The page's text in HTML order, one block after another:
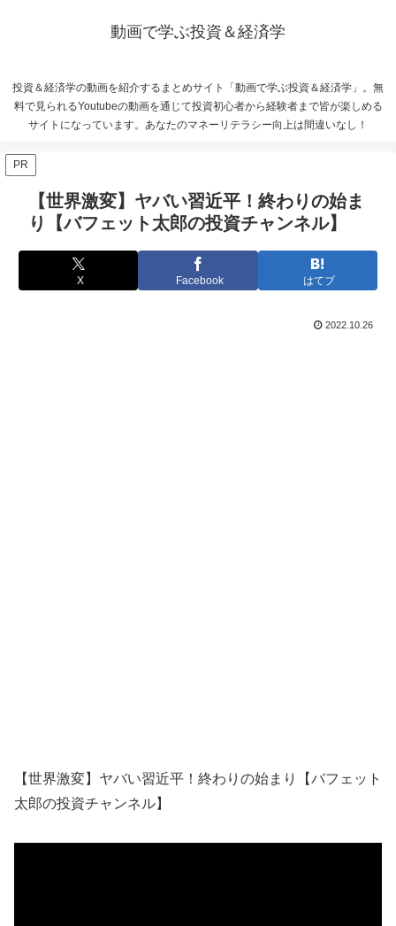
動画で学ぶ投資＆経済学
投資＆経済学の動画を紹介するまとめサイト「動画で学ぶ投資＆経済学」。無
料で見られるYoutubeの動画を通じて投資初心者から経験者まで皆が楽しめる
サイトになっています。あなたのマネーリテラシー向上は間違いなし！
PR
【世界激変】ヤバい習近平！終わりの始ま
り【バフェット太郎の投資チャンネル】
X Facebook はてブ
2022.10.26
【世界激変】ヤバい習近平！終わりの始まり【バフェット
太郎の投資チャンネル】